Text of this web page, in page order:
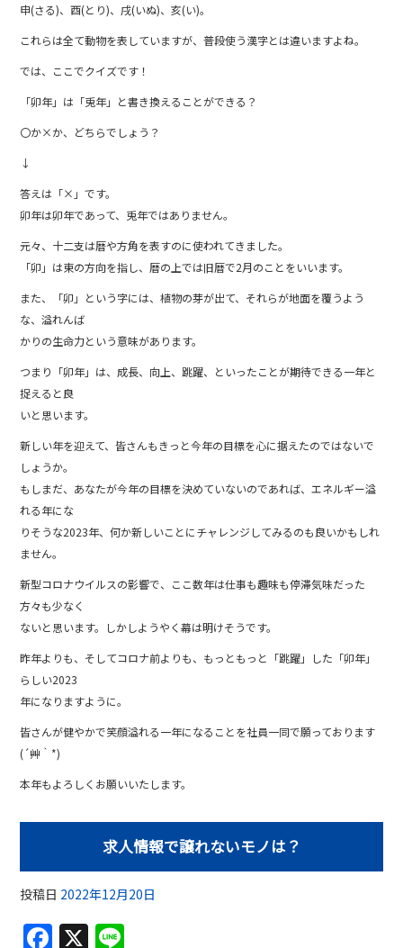
申(さる)、酉(とり)、戌(いぬ)、亥(い)。
これらは全て動物を表していますが、普段使う漢字とは違いますよね。
では、ここでクイズです！
「卯年」は「兎年」と書き換えることができる？
〇か×か、どちらでしょう？
↓
答えは「×」です。
卯年は卯年であって、兎年ではありません。
元々、十二支は暦や方角を表すのに使われてきました。
「卯」は東の方向を指し、暦の上では旧暦で2月のことをいいます。
また、「卯」という字には、植物の芽が出て、それらが地面を覆うよう
な、溢れんば
かりの生命力という意味があります。
つまり「卯年」は、成長、向上、跳躍、といったことが期待できる一年と
捉えると良
いと思います。
新しい年を迎えて、皆さんもきっと今年の目標を心に据えたのではないで
しょうか。
もしまだ、あなたが今年の目標を決めていないのであれば、エネルギー溢
れる年にな
りそうな2023年、何か新しいことにチャレンジしてみるのも良いかもしれ
ません。
新型コロナウイルスの影響で、ここ数年は仕事も趣味も停滞気味だった
方々も少なく
ないと思います。しかしようやく幕は明けそうです。
昨年よりも、そしてコロナ前よりも、もっともっと「跳躍」した「卯年」
らしい2023
年になりますように。
皆さんが健やかで笑顔溢れる一年になることを社員一同で願っております
(´艸｀*)
本年もよろしくお願いいたします。
求人情報で譲れないモノは？
投稿日 2022年12月20日
F X